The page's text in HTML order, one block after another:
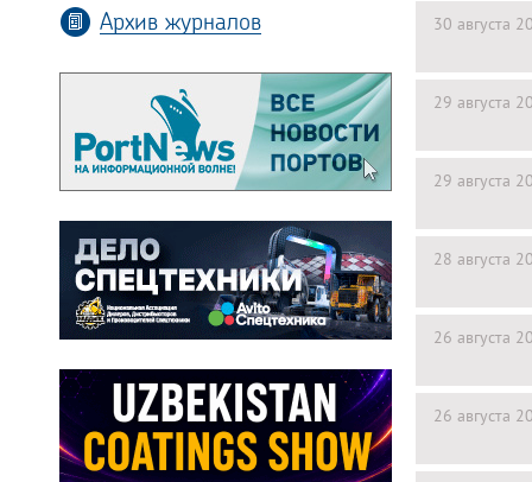
Архив журналов
30 августа
29 августа
29 августа
28 августа
26 августа
26 августа